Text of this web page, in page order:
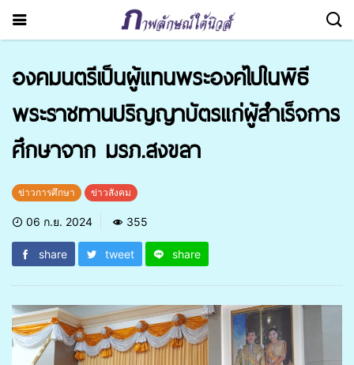
องคมนตรีเป็นผู้แทนพระองค์ไปในพิธี
พระราชทานปริญญาบัตรแก่ผู้สำเร็จการ
ศึกษาจาก มรภ.สงขลา
ข่าวการศึกษา ข่าวสังคม
06 ก.ย. 2024 355
share tweet share